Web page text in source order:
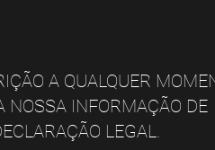
A QUALQUER
NOSSA INFORMAÇÃO DE
LEGAL.